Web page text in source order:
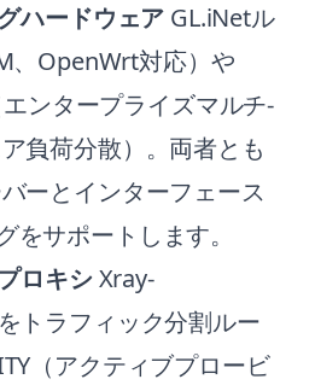
ハードウェア GL.iNetル
、OpenWrt対応）や
ンタープライズマルチ-
負荷分散）。両者とも
ーとインターフェース
をサポートします。
ロキシXray-
トラフィック分割ルー
（アクティブプロービ